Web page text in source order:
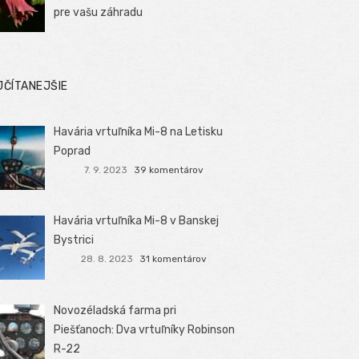
pre vašu záhradu
Havária vrtuľníka Mi-8 na Letisku
Poprad
7. 9. 2023 39 komentárov
Havária vrtuľníka Mi-8 v Banskej
Bystrici
28. 8. 2023 31 komentárov
Novozéladská farma pri
Piešťanoch: Dva vrtuľníky Robinson
R-22